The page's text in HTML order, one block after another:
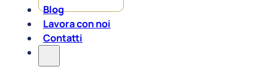
Blog
Lavora con noi
Contatti